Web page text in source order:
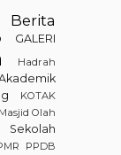
Berita
GALERI
Hadrah
KOTAK
Masjid Olah
Sekolah
PPDB